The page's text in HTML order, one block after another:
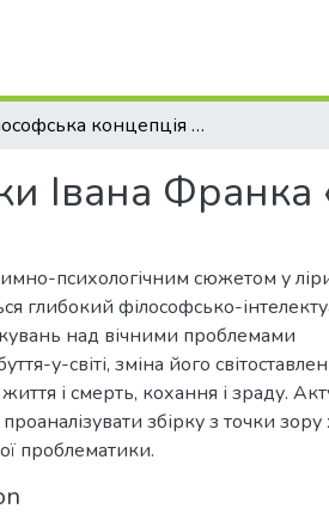
Філософська концепція збірки Івана Франка «Зів’яле листя».
Івана Франка
психологічним сюжетом у
глибокий філософсько-
над вічними проблемами
у-світі, зміна його
і смерть, кохання і зраду.
збірку з точки
проблематики.